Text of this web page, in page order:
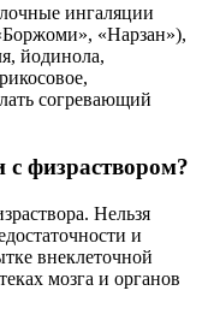
ингаляции
«Нарзан»),
йодинола,
согревающий
с физраствором?
Нельзя
и
внеклеточной
мозга и органов